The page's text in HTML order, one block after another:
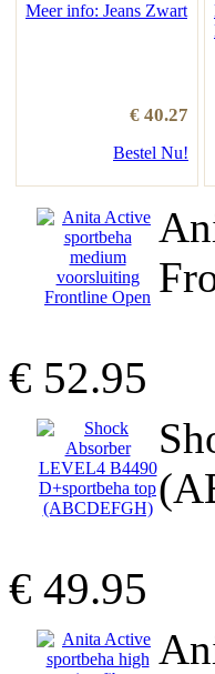
Meer info: Jeans Zwart
€ 40.27
Bestel Nu!
€ 52.95
€ 49.95